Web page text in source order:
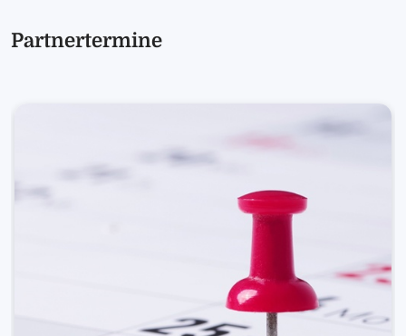
Partnertermine